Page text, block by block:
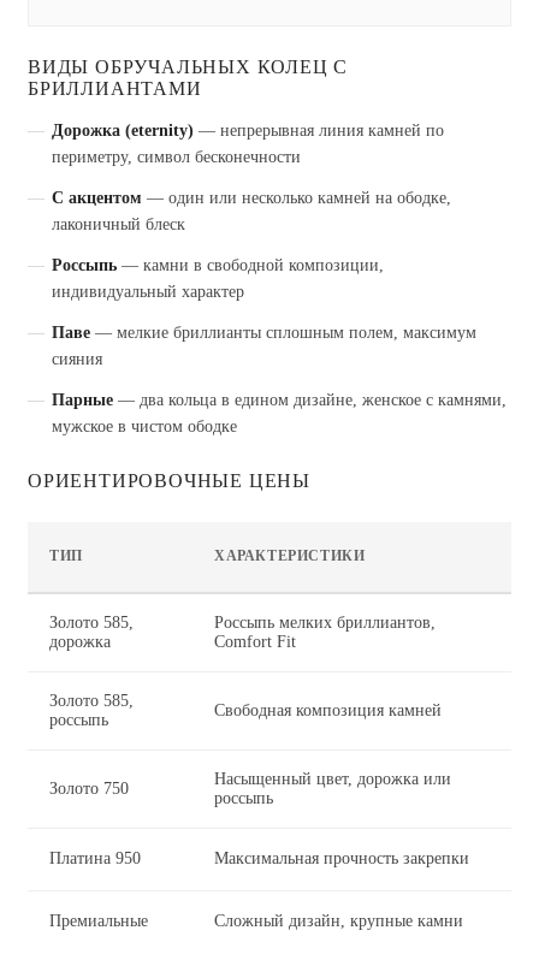
ВИДЫ ОБРУЧАЛЬНЫХ КОЛЕЦ С
БРИЛЛИАНТАМИ
Дорожка (eternity) — непрерывная линия камней по
периметру, символ бесконечности
С акцентом — один или несколько камней на ободке,
лаконичный блеск
Россыпь — камни в свободной композиции,
индивидуальный характер
Паве — мелкие бриллианты сплошным полем, максимум
сияния
Парные — два кольца в едином дизайне, женское с камнями,
мужское в чистом ободке
ОРИЕНТИРОВОЧНЫЕ ЦЕНЫ
ТИП ХАРАКТЕРИСТИКИ
Золото 585,
дорожка
Россыпь мелких бриллиантов,
Comfort Fit
Золото 585,
россыпь
Свободная композиция камней
Золото 750
Насыщенный цвет, дорожка или
россыпь
Платина 950 Максимальная прочность закрепки
Премиальные Сложный дизайн, крупные камни